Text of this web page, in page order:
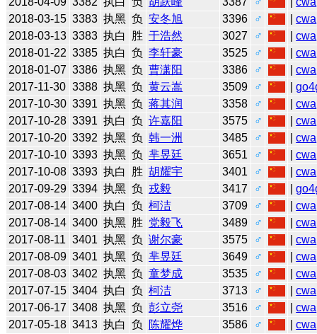
2018-03-15 3383 执黑 负 安冬旭 3396 ♂ |cwa
2018-03-13 3383 执白 胜 于浩然 3027 ♂ |cwa
2018-01-22 3385 执白 负 李轩豪 3525 ♂ |cwa
2018-01-07 3386 执黑 负 曹潇阳 3386 ♂ |cwa
2017-11-30 3388 执黑 负 黄云嵩 3509 ♂ |
2017-10-30 3391 执黑 负 蒋其润 3358 ♂ |cwa
2017-10-28 3391 执白 负 许嘉阳 3575 ♂ |cwa
2017-10-20 3392 执黑 负 韩一洲 3485 ♂ |cwa
2017-10-10 3393 执黑 负 芈昱廷 3651 ♂ |cwa
2017-10-08 3393 执白 胜 胡耀宇 3401 ♂ |cwa
2017-09-29 3394 执黑 负 戎毅 3417 ♂ |
2017-08-14 3400 执白 负 柯洁 3709 ♂ |cwa
2017-08-14 3400 执黑 胜 党毅飞 3489 ♂ |cwa
2017-08-11 3401 执黑 负 谢尔豪 3575 ♂ |cwa
2017-08-09 3401 执黑 负 芈昱廷 3649 ♂ |cwa
2017-08-03 3402 执黑 负 童梦成 3535 ♂ |cwa
2017-07-15 3404 执白 负 柯洁 3713 ♂ |cwa
2017-06-17 3408 执黑 负 彭立尧 3516 ♂ |cwa
2017-05-18 3413 执白 负 陈耀烨 3586 ♂ |cwa